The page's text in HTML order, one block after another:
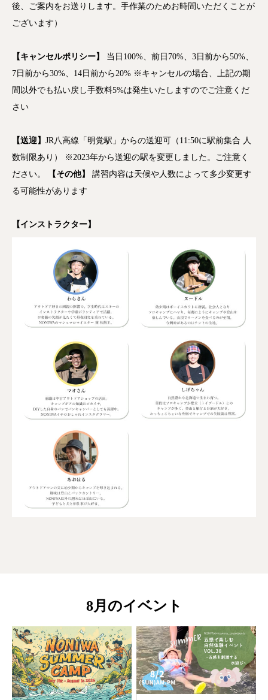
後、ご案内をお送りします。手作業のためお時間いただくことが
ございます）
【キャンセルポリシー】 当日100%、前日70%、3日前から50%、
7日前から30%、14日前から20% ※ キャンセルの場合、上記の期
間以外でも払い戻し手数料5%は発生いたしますのでご注意くだ
さい
【送迎】 JR八高線「明覚駅」からの送迎可（11:50に駅前集合 人
数制限あり） ※2023年から送迎の駅を変更しました。ご注意く
ださい。
【その他】 講習内容は天候や人数によって多少変更す
る可能性があります
【インストラクター】
8月のイベント